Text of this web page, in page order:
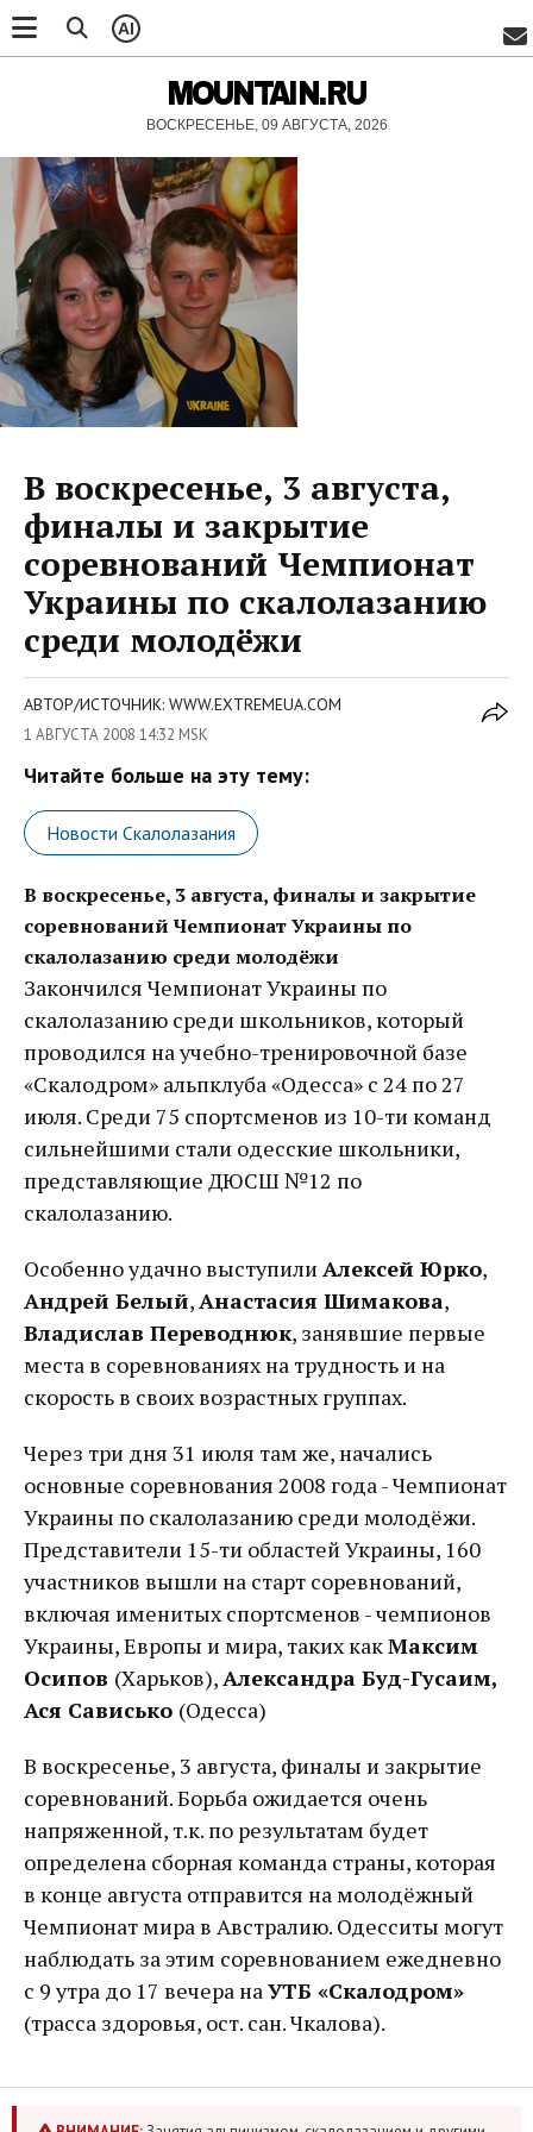
AI
MOUNTAIN.RU
ВОСКРЕСЕНЬЕ, 09 АВГУСТА, 2026
В воскресенье, 3 августа,
финалы и закрытие
соревнований Чемпионат
Украины по скалолазанию
среди молодёжи
АВТОР/ИСТОЧНИК: WWW.EXTREMEUA.COM
1 АВГУСТА 2008 14:32 MSK
Читайте больше на эту тему:
Новости Скалолазания
В воскресенье, 3 августа, финалы и закрытие
соревнований Чемпионат Украины по
скалолазанию среди молодёжи
Закончился Чемпионат Украины по
скалолазанию среди школьников, который
проводился на учебно-тренировочной базе
«Скалодром» альпклуба «Одесса» с 24 по 27
июля. Среди 75 спортсменов из 10-ти команд
сильнейшими стали одесские школьники,
представляющие ДЮСШ №12 по
скалолазанию.
Особенно удачно выступили Алексей Юрко,
Андрей Белый,Анастасия Шимакова,
Владислав Переводнюк, занявшие первые
места в соревнованиях на трудность и на
скорость в своих возрастных группах.
Через три дня 31 июля там же, начались
основные соревнования 2008 года - Чемпионат
Украины по скалолазанию среди молодёжи.
Представители 15-ти областей Украины, 160
участников вышли на старт соревнований,
включая именитых спортсменов - чемпионов
Украины, Европы и мира, таких какМаксим
Осипов (Харьков),Александра Буд-Гусаим,
Ася Сависько (Одесса)
В воскресенье, 3 августа, финалы и закрытие
соревнований. Борьба ожидается очень
напряженной, т.к. по результатам будет
определена сборная команда страны, которая
в конце августа отправится на молодёжный
Чемпионат мира в Австралию. Одесситы могут
наблюдать за этим соревнованием ежедневно
с 9 утра до 17 вечера наУТБ «Скалодром»
(трасса здоровья, ост. сан. Чкалова).